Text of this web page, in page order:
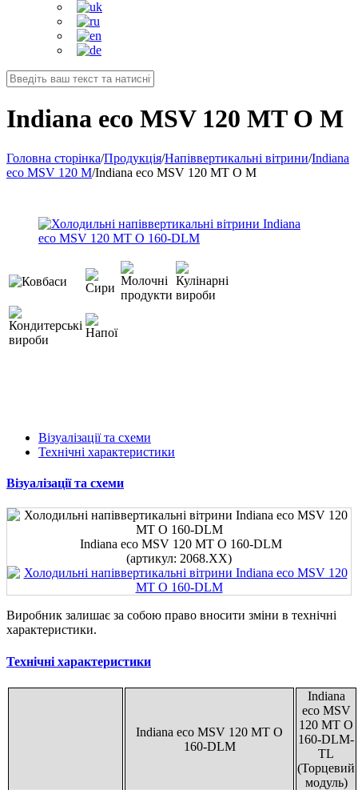
Indiana eco MSV 120 MT O M
Головна сторінка/Продукція/Напіввертикальні вітрини/Indiana
eco MSV 120 M/Indiana eco MSV 120 MT O M
Візуалізації та схеми
Технічні характеристики
Візуалізації та схеми
Indiana eco MSV 120 MT O 160-DLМ
(артикул: 2068.XX)
Виробник залишає за собою право вносити зміни в технічні
характеристики.
Технічні характеристики
Indiana eco MSV 120 MT O
160-DLМ
Indiana
eco MSV
120 MT O
160-DLМ-
TL
(Торцевий
модуль)